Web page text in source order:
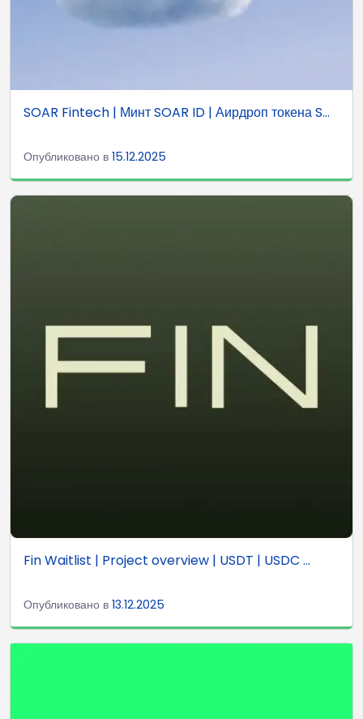
SOAR Fintech | Минт SOAR ID | Аирдроп токена S...
Опубликовано в 15.12.2025
Fin Waitlist | Project overview | USDT | USDC ...
Опубликовано в 13.12.2025